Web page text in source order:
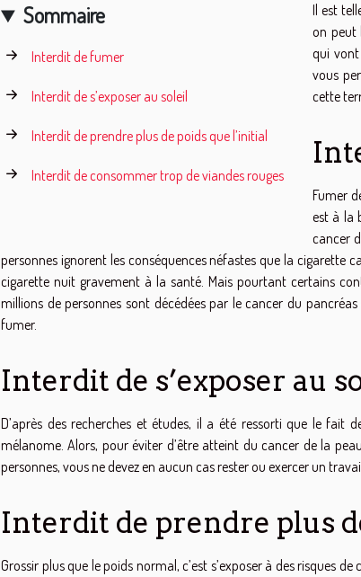
Sommaire
Interdit de fumer
Interdit de s’exposer au soleil
Interdit de prendre plus de poids que l’initial
Interdit de consommer trop de viandes rouges
Il est
on peut
qui
vous
cette
Fumer
est à la
cancer
personnes ignorent les conséquences néfastes que la cigarette
cigarette nuit gravement à la santé. Mais pourtant certains
millions de personnes sont décédées par le cancer du
fumer.
Interdit de s’exposer au
D’après des recherches et études, il a été ressorti que le fait
mélanome. Alors, pour éviter d’être atteint du cancer de la
personnes, vous ne devez en aucun cas rester ou exercer un
Interdit de prendre plus
Grossir plus que le poids normal, c’est s’exposer à des risques